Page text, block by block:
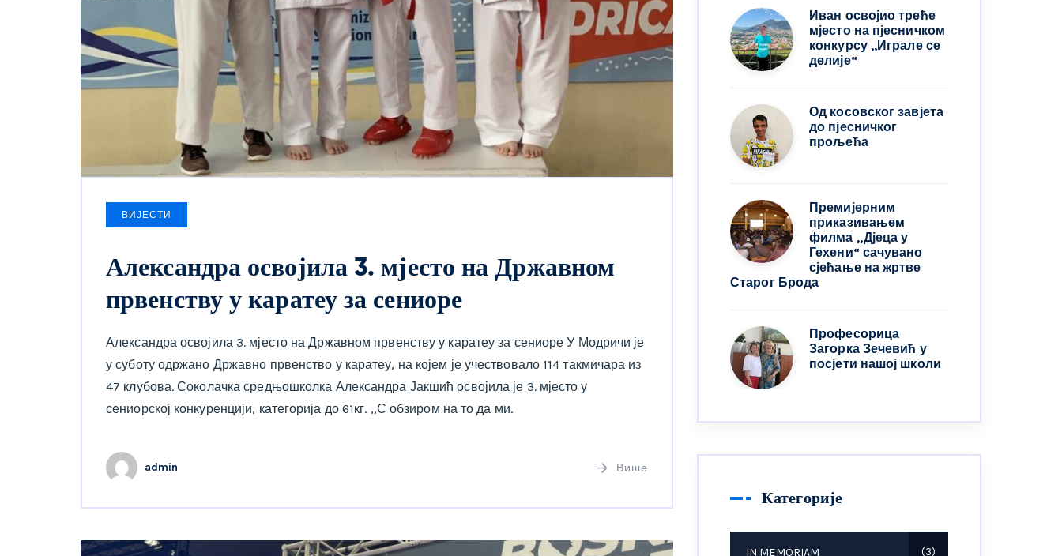
ВИЈЕСТИ
Александра освојила 3. мјесто на Државном
првенству у каратеу за сениоре
Александра освојила 3. мјесто на Државном првенству у каратеу за сениоре У Модричи је
у суботу одржано Државно првенство у каратеу, на којем је учествовало 114 такмичара из
47 клубова. Соколачка средњошколка Александра Јакшић освојила је 3. мјесто у
сениорској конкуренцији, категорија до 61кг. ,,С обзиром на то да ми.
admin Више
Иван освојио треће
мјесто на пјесничком
конкурсу ,,Играле се
делије“
Од косовског завјета
до пјесничког
прољећа
Премијерним
приказивањем
филма „Дјеца у
Гехени“ сачувано
сјећање на жртве
Старог Брода
Професорица
Загорка Зечевић у
посјети нашој школи
Категорије
IN MEMORIAM 3